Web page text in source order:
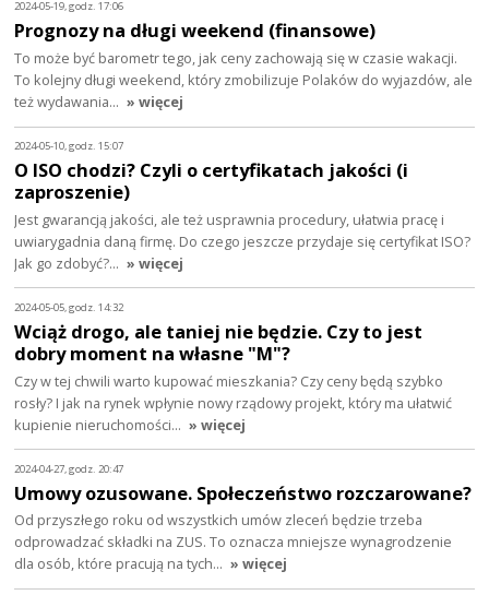
2024-05-19, godz. 17:06
Prognozy na długi weekend (finansowe)
To może być barometr tego, jak ceny zachowają się w czasie wakacji.
To kolejny długi weekend, który zmobilizuje Polaków do wyjazdów, ale
też wydawania… » więcej
2024-05-10, godz. 15:07
O ISO chodzi? Czyli o certyfikatach jakości (i
zaproszenie)
Jest gwarancją jakości, ale też usprawnia procedury, ułatwia pracę i
uwiarygadnia daną firmę. Do czego jeszcze przydaje się certyfikat ISO?
Jak go zdobyć?… » więcej
2024-05-05, godz. 14:32
Wciąż drogo, ale taniej nie będzie. Czy to jest
dobry moment na własne "M"?
Czy w tej chwili warto kupować mieszkania? Czy ceny będą szybko
rosły? I jak na rynek wpłynie nowy rządowy projekt, który ma ułatwić
kupienie nieruchomości… » więcej
2024-04-27, godz. 20:47
Umowy ozusowane. Społeczeństwo rozczarowane?
Od przyszłego roku od wszystkich umów zleceń będzie trzeba
odprowadzać składki na ZUS. To oznacza mniejsze wynagrodzenie
dla osób, które pracują na tych… » więcej